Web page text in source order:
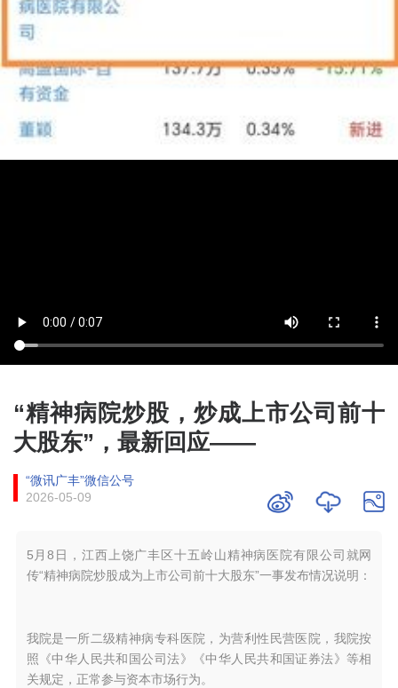
“精神病院炒股，炒成上市公司前十
大股东”，最新回应——
“微讯广丰”微信公号
2026-05-09
5月8日，江西上饶广丰区十五岭山精神病医院有限公司就网
传“精神病院炒股成为上市公司前十大股东”一事发布情况说明：
我院是一所二级精神病专科医院，为营利性民营医院，我院按
照《中华人民共和国公司法》《中华人民共和国证券法》等相
关规定，正常参与资本市场行为。